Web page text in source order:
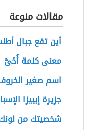
مقالات منوعة
أين تقع جبال
معنى كلمة أُخَىَّ
اسم صغير
جزيرة إيبيزا
شخصيتك من